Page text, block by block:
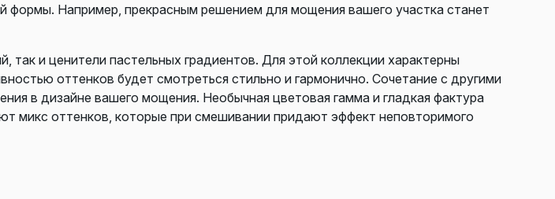
формы. Например, прекрасным решением для мощения вашего участка станет
и ценители пастельных градиентов. Для этой коллекции характерны
оттенков будет смотреться стильно и гармонично. Сочетание с другими
в дизайне вашего мощения. Необычная цветовая гамма и гладкая фактура
микс оттенков, которые при смешивании придают эффект неповторимого